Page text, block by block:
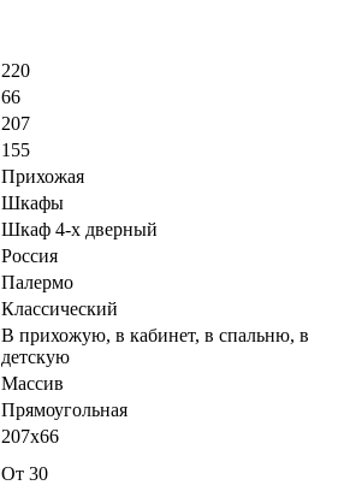
220
66
207
155
Прихожая
Шкафы
Шкаф 4-х дверный
Россия
Палермо
Классический
В прихожую, в кабинет, в спальню, в
детскую
Массив
Прямоугольная
207х66
От 30